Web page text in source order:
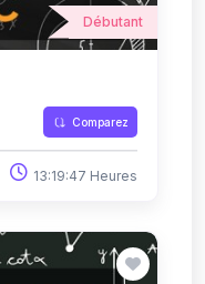
Débutant
Comparez
13:19:47 Heures